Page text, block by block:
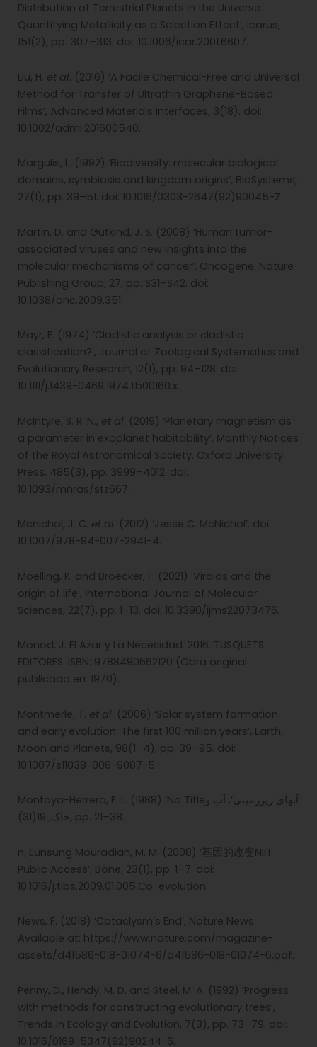
Distribution of Terrestrial Planets in the Universe:
Quantifying Metallicity as a Selection Effect’, Icarus,
151(2), pp. 307–313. doi: 10.1006/icar.2001.6607.
Liu, H. et al. (2016) ‘A Facile Chemical-Free and Universal
Method for Transfer of Ultrathin Graphene-Based
Films’, Advanced Materials Interfaces, 3(18). doi:
10.1002/admi.201600540.
Margulis, L. (1992) ‘Biodiversity: molecular biological
domains, symbiosis and kingdom origins’, BioSystems,
27(1), pp. 39–51. doi: 10.1016/0303-2647(92)90045-Z.
Martin, D. and Gutkind, J. S. (2008) ‘Human tumor-
associated viruses and new insights into the
molecular mechanisms of cancer’, Oncogene. Nature
Publishing Group, 27, pp. S31–S42. doi:
10.1038/onc.2009.351.
Mayr, E. (1974) ‘Cladistic analysis or cladistic
classification?’, Journal of Zoological Systematics and
Evolutionary Research, 12(1), pp. 94–128. doi:
10.1111/j.1439-0469.1974.tb00160.x.
McIntyre, S. R. N., et al. (2019) ‘Planetary magnetism as
a parameter in exoplanet habitability’, Monthly Notices
of the Royal Astronomical Society. Oxford University
Press, 485(3), pp. 3999–4012. doi:
10.1093/mnras/stz667.
Mcnichol, J. C. et al. (2012) ‘Jesse C. McNichol’. doi:
10.1007/978-94-007-2941-4.
Moelling, K. and Broecker, F. (2021) ‘Viroids and the
origin of life’, International Journal of Molecular
Sciences, 22(7), pp. 1–13. doi: 10.3390/ijms22073476.
Monod, J. El Azar y La Necesidad. 2016. TUSQUETS
EDITORES. ISBN: 9788490662120 (Obra original
publicada en: 1970).
Montmerle, T. et al. (2006) ‘Solar system formation
and early evolution: The first 100 million years’, Earth,
Moon and Planets, 98(1–4), pp. 39–95. doi:
10.1007/s11038-006-9087-5.
Montoya-Herrera, F. L. (1988) ‘No Titleآبهای زیرزمینی’, آب و
خاک, 19(31), pp. 21–38.
n, Eunsung Mouradian, M. M. (2008) ‘基因的改 变 NIH
Public Access’, Bone, 23(1), pp. 1–7. doi:
10.1016/j.tibs.2009.01.005.Co-evolution.
News, F. (2018) ‘Cataclysm’s End’, Nature News.
Available at: https://www.nature.com/magazine-
assets/d41586-018-01074-6/d41586-018-01074-6.pdf.
Penny, D., Hendy, M. D. and Steel, M. A. (1992) ‘Progress
with methods for constructing evolutionary trees’,
Trends in Ecology and Evolution, 7(3), pp. 73–79. doi:
10.1016/0169-5347(92)90244-6.